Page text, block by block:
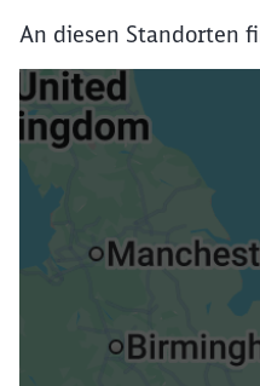
An diesen Standorten